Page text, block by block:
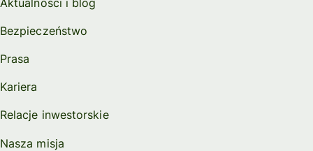
Bezpieczeństwo
Prasa
Kariera
Relacje inwestorskie
Nasza misja